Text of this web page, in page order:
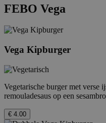
FEBO Vega
Vega Kipburger
Vegetarische burger met verse
remouladesaus op een
€ 4.00